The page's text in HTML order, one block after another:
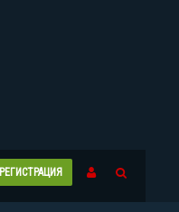
РЕГИСТРАЦИЯ